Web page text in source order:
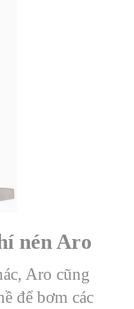
nén Aro
Aro cũng
để bơm các